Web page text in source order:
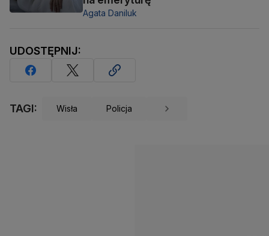
Agata Daniluk
UDOSTĘPNIJ:
TAGI: Wisła Policja